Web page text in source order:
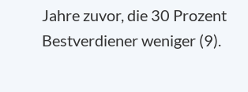
Jahre zuvor, die 30 Prozent
Bestverdiener weniger (9).